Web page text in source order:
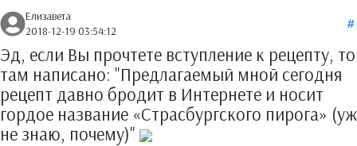
Елизавета
2018-12-19 03:54:12
Эд, если Вы прочтете вступление к рецепту, то
там написано: "Предлагаемый мной сегодня
рецепт давно бродит в Интернете и носит
гордое название «Страсбургского пирога» (уж
не знаю, почему)"